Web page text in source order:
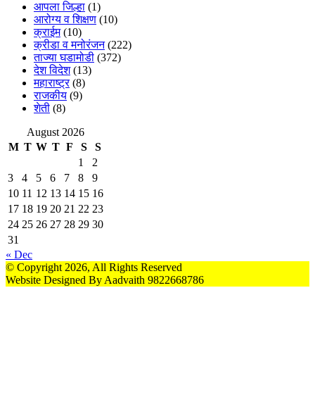
आपला जिल्हा (1)
आरोग्य व शिक्षण (10)
क्राईम(10)
क्रीडा व मनोरंजन(222)
ताज्या घडामोडी (372)
देश विदेश(13)
महाराष्ट्र(8)
राजकीय (9)
शेती (8)
August 2026
M T W T F S
S
1
2
3
4 5 6 7 8
9
10 11 12 13 14 15 16
17 18 19 20 21 22 23
24 25 26 27 28 29 30
31
« Dec
© Copyright 2026, All Rights Reserved
Website Designed By Aadvaith 9822668786